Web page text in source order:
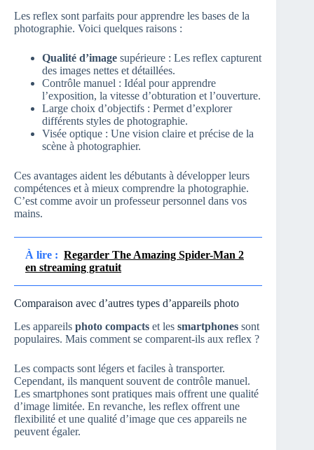
Les reflex sont parfaits pour apprendre les bases de la
photographie. Voici quelques raisons :
Qualité d’image supérieure : Les reflex capturent
des images nettes et détaillées.
Contrôle manuel : Idéal pour apprendre
l’exposition, la vitesse d’obturation et l’ouverture.
Large choix d’objectifs : Permet d’explorer
différents styles de photographie.
Visée optique : Une vision claire et précise de la
scène à photographier.
Ces avantages aident les débutants à développer leurs
compétences et à mieux comprendre la photographie.
C’est comme avoir un professeur personnel dans vos
mains.
À lire : Regarder The Amazing Spider-Man 2
en streaming gratuit
Comparaison avec d’autres types d’appareils photo
Les appareils photo compacts et les smartphones sont
populaires. Mais comment se comparent-ils aux reflex ?
Les compacts sont légers et faciles à transporter.
Cependant, ils manquent souvent de contrôle manuel.
Les smartphones sont pratiques mais offrent une qualité
d’image limitée. En revanche, les reflex offrent une
flexibilité et une qualité d’image que ces appareils ne
peuvent égaler.